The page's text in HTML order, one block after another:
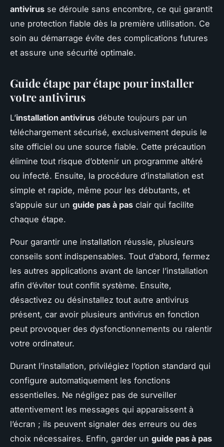
antivirus se déroule sans encombre, ce qui garantit
une protection fiable dès la première utilisation. Ce
soin au démarrage évite des complications futures
et assure une sécurité optimale.
Guide étape par étape pour installer
votre antivirus
L’installation antivirus débute toujours par un
téléchargement sécurisé, exclusivement depuis le
site officiel ou une source fiable. Cette précaution
élimine tout risque d’obtenir un programme altéré
ou infecté. Ensuite, la procédure d’installation est
simple et rapide, même pour les débutants, et
s’appuie sur un guide pas à pas clair qui facilite
chaque étape.
Pour garantir une installation réussie, plusieurs
conseils sont indispensables. Tout d’abord, fermez
les autres applications avant de lancer l’installation
afin d’éviter tout conflit système. Ensuite,
désactivez ou désinstallez tout autre antivirus
présent, car avoir plusieurs antivirus en fonction
peut provoquer des dysfonctionnements ou ralentir
votre ordinateur.
Durant l’installation, privilégiez l’option standard qui
configure automatiquement les fonctions
essentielles. Ne négligez pas de surveiller
attentivement les messages qui apparaissent à
l’écran ; ils peuvent signaler des erreurs ou des
choix nécessaires. Enfin, garder un guide pas à pas